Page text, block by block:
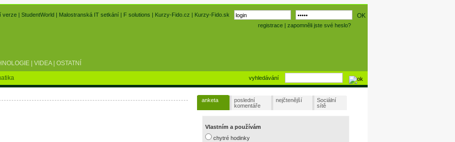
registrace | zapomněli jste své heslo?
verze |StudentWorld | Malostranská IT setkání | F solutions | Kurzy-Fido.cz | Kurzy-Fido.sk
| VIDEA| OSTATNÍ
vyhledávání
anketa
poslední
komentáře
nejčtenější
Sociální
sítě
Vlastním a používám
chytré hodinky